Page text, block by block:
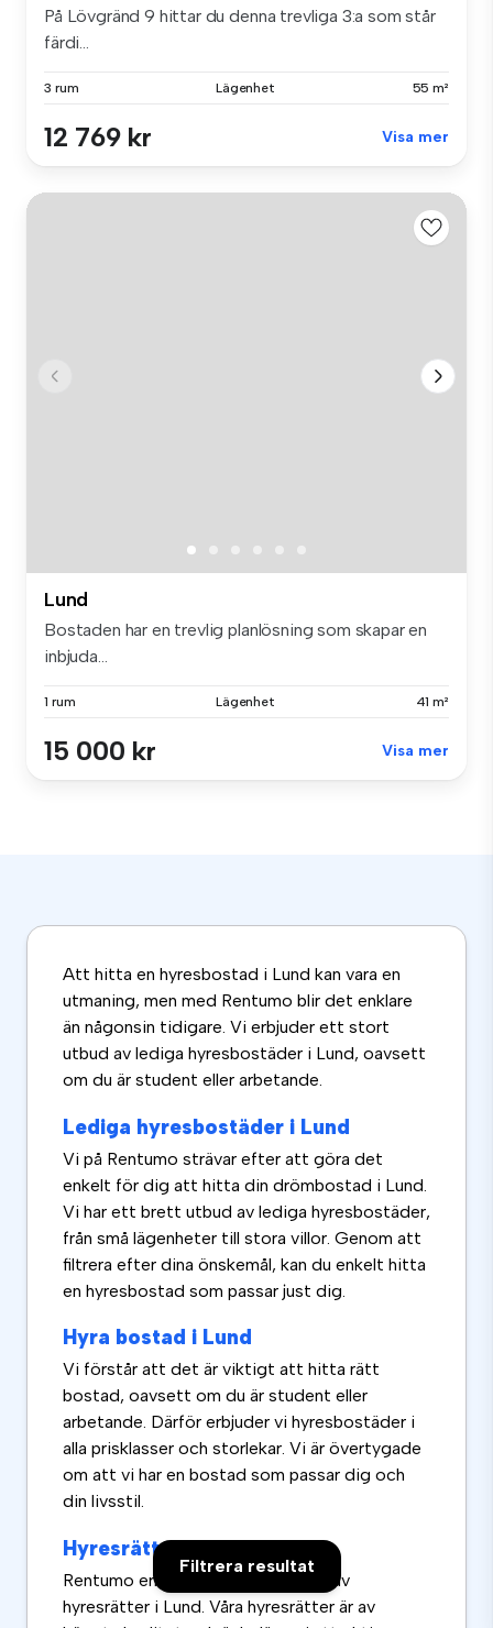
Filtrera resultat
På Lövgränd 9 hittar du denna trevliga 3:a som står
färdi...
3 rum Lägenhet 55 m²
12 769 kr Visa mer
Lund
Bostaden har en trevlig planlösning som skapar en
inbjuda...
1 rum Lägenhet 41 m²
15 000 kr Visa mer
Att hitta en hyresbostad i Lund kan vara en
utmaning, men med Rentumo blir det enklare
än någonsin tidigare. Vi erbjuder ett stort
utbud av lediga hyresbostäder i Lund, oavsett
om du är student eller arbetande.
Lediga hyresbostäder i Lund
Vi på Rentumo strävar efter att göra det
enkelt för dig att hitta din drömbostad i Lund.
Vi har ett brett utbud av lediga hyresbostäder,
från små lägenheter till stora villor. Genom att
filtrera efter dina önskemål, kan du enkelt hitta
en hyresbostad som passar just dig.
Hyra bostad i Lund
Vi förstår att det är viktigt att hitta rätt
bostad, oavsett om du är student eller
arbetande. Därför erbjuder vi hyresbostäder i
alla prisklasser och storlekar. Vi är övertygade
om att vi har en bostad som passar dig och
din livsstil.
Hyresrätter i Lund
Rentumo erbjuder ett stort utbud av
hyresrätter i Lund. Våra hyresrätter är av